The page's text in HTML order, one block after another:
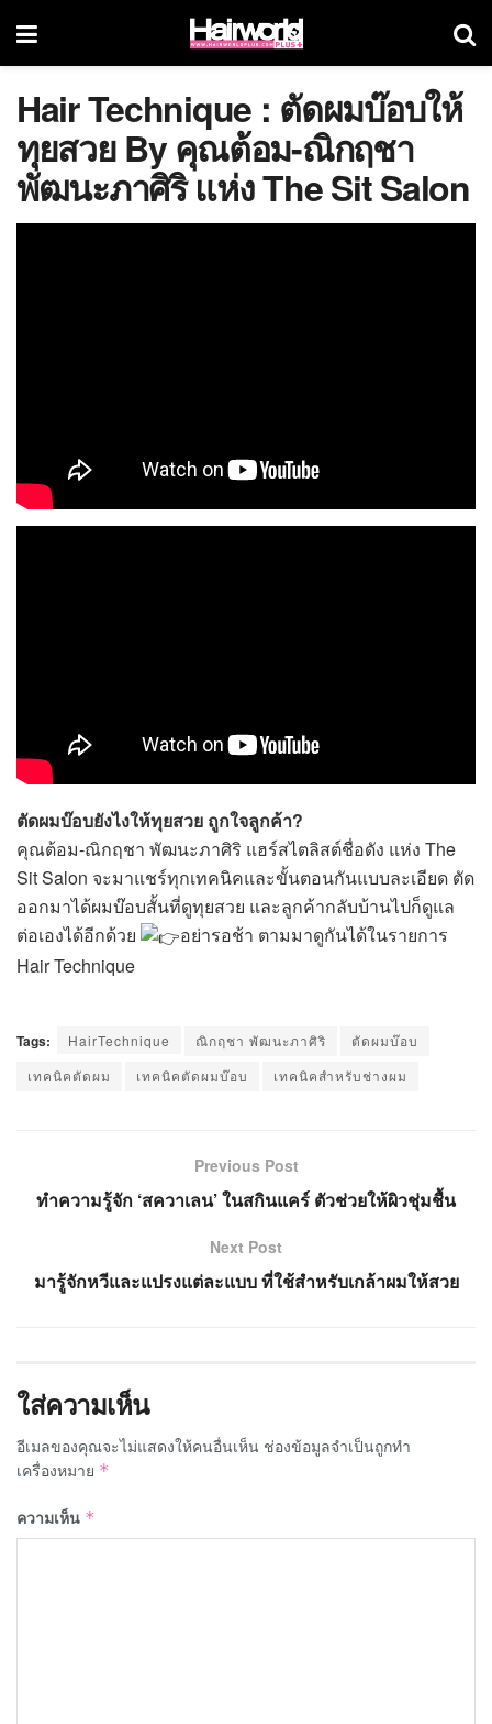
Hair Technique : ตัดผมบ๊อบให้
ทุยสวย By คุณต้อม-ณิกฤชา
พัฒนะภาศิริ แห่ง The Sit Salon
ตัดผมบ๊อบยังไงให้ทุยสวย ถูกใจลูกค้า?
คุณต้อม-ณิกฤชา พัฒนะภาศิริ แฮร์สไตลิสต์ชื่อดัง แห่ง The
Sit Salon จะมาแชร์ทุกเทคนิคและขั้นตอนกันแบบละเอียด ตัด
ออกมาได้ผมบ๊อบสั้นที่ดูทุยสวย และลูกค้ากลับบ้านไปก็ดูแล
ต่อเองได้อีกด้วย
อย่ารอช้า ตามมาดูกันได้ในรายการ
Hair Technique
Tags: HairTechnique ณิกฤชา พัฒนะภาศิริ
ตัดผมบ๊อบ
เทคนิคตัดผม
เทคนิคตัดผมบ๊อบ เทคนิคสำหรับช่างผม
Previous Post
ทำความรู้จัก ‘สควาเลน’ ในสกินแคร์ ตัวช่วยให้ผิวชุ่มชื้น
Next Post
มารู้จักหวีและแปรงแต่ละแบบ ที่ใช้สำหรับเกล้าผมให้สวย
ใส่ความเห็น
อีเมลของคุณจะไม่แสดงให้คนอื่นเห็น ช่องข้อมูลจำเป็นถูกทำ
เครื่องหมาย *
ความเห็น *